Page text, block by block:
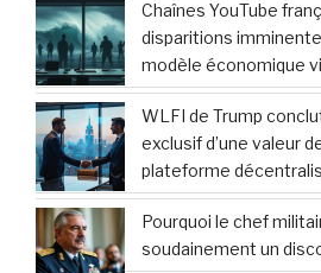
Chaînes YouTube
disparitions
modèle économique
WLFI de Trump
exclusif d’une valeur
plateforme
Pourquoi le chef
soudainement un